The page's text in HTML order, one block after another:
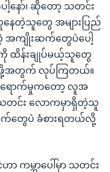
နော်၊ ဆိုတော့ သတင်း
တဲ့သူတွေ အများပြည်
ကျိုးဆက်တွေပဲပေါ့
ကို ထိန်းချုပ်မယ့်သူတွေ
ဖို့အတွက် လုပ်ကြတယ်။
ောက်မှုကတော့ လူအ
သတင်း လောကမှာရှိတဲ့သူ
က်တွေပဲ ခံစားရတယ်လို့
ဟာ ကမ္ဘာပေါ်မှာ သတင်း